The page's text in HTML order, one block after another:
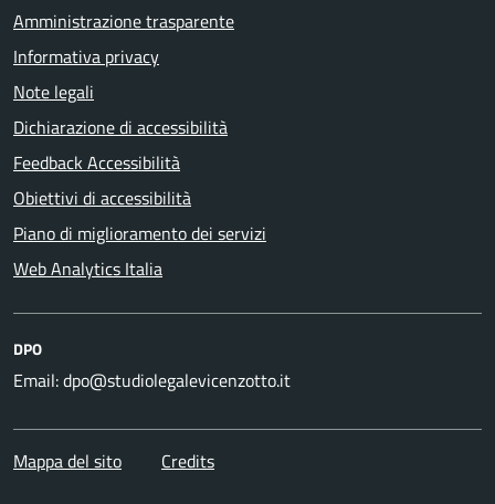
Amministrazione trasparente
Informativa privacy
Note legali
Dichiarazione di accessibilità
Feedback Accessibilità
Obiettivi di accessibilità
Piano di miglioramento dei servizi
Web Analytics Italia
DPO
Email: dpo@studiolegalevicenzotto.it
Mappa del sito Credits